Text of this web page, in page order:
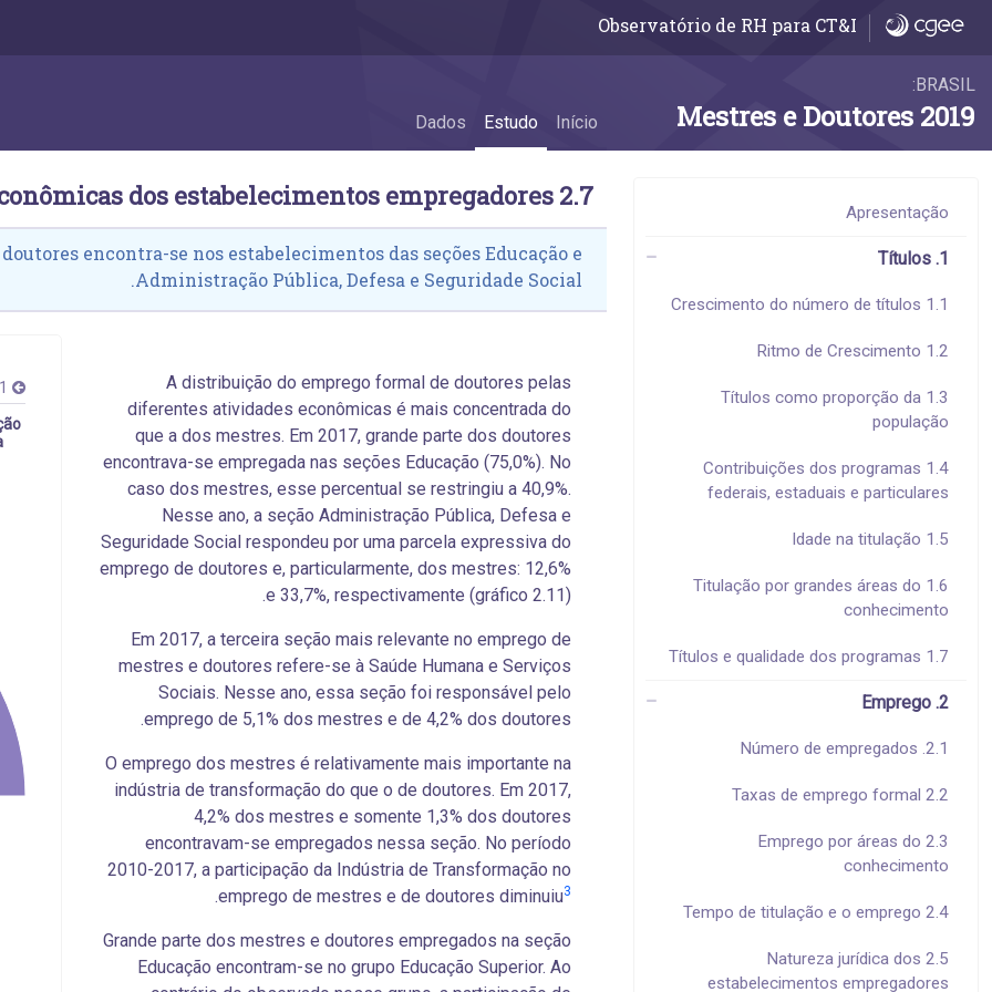
2.7 Atividades econômicas dos estabelecimentos empregadores - 2.7 Atividades econômicas dos estabelecimentos empregadores
Observatório de RH para CT&I
BRASIL:
Mestres e Doutores 2019
Início
Estudo
Dados
Apresentação
1. Títulos
1.1 Crescimento do número de títulos
1.2 Ritmo de Crescimento
1.3 Títulos como proporção da
população
1.4 Contribuições dos programas
federais, estaduais e particulares
1.5 Idade na titulação
1.6 Titulação por grandes áreas do
conhecimento
1.7 Títulos e qualidade dos programas
2. Emprego
2.1. Número de empregados
2.2 Taxas de emprego formal
2.3 Emprego por áreas do
conhecimento
2.4 Tempo de titulação e o emprego
2.5 Natureza jurídica dos
estabelecimentos empregadores
2.7 Atividades econômicas dos estabelecimentos empregadores
encontra-se nos estabelecimentos das seções Educação e
Administração Pública, Defesa e Seguridade Social.
A distribuição do emprego formal de doutores pelas
diferentes atividades econômicas é mais concentrada do
que a dos mestres. Em 2017, grande parte dos doutores
encontrava-se empregada nas seções Educação (75,0%). No
caso dos mestres, esse percentual se restringiu a 40,9%.
Nesse ano, a seção Administração Pública, Defesa e
Seguridade Social respondeu por uma parcela expressiva do
emprego de doutores e, particularmente, dos mestres: 12,6%
e 33,7%, respectivamente (gráfico 2.11).
Em 2017, a terceira seção mais relevante no emprego de
mestres e doutores refere-se à Saúde Humana e Serviços
Sociais. Nesse ano, essa seção foi responsável pelo
emprego de 5,1% dos mestres e de 4,2% dos doutores.
O emprego dos mestres é relativamente mais importante na
indústria de transformação do que o de doutores. Em 2017,
4,2% dos mestres e somente 1,3% dos doutores
encontravam-se empregados nessa seção. No período
2010-2017, a participação da Indústria de Transformação no
emprego de mestres e de doutores diminuiu3
.
Grande parte dos mestres e doutores empregados na seção
Educação encontram-se no grupo Educação Superior. Ao